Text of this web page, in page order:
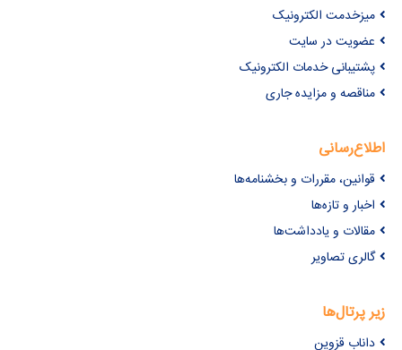
میزخدمت الکترونیک
عضویت در سایت
پشتیبانی خدمات الکترونیک
مناقصه و مزایده جاری
اطلاع‌رسانی
قوانین، مقررات و بخشنامه‌ها
اخبار و تازه‌ها
مقالات و یادداشت‌ها
گالری تصاویر
زیر پرتال‌ها
داناب قزوین